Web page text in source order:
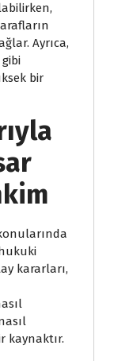
Ayrıca,
bir
kararları,
kaynaktır.